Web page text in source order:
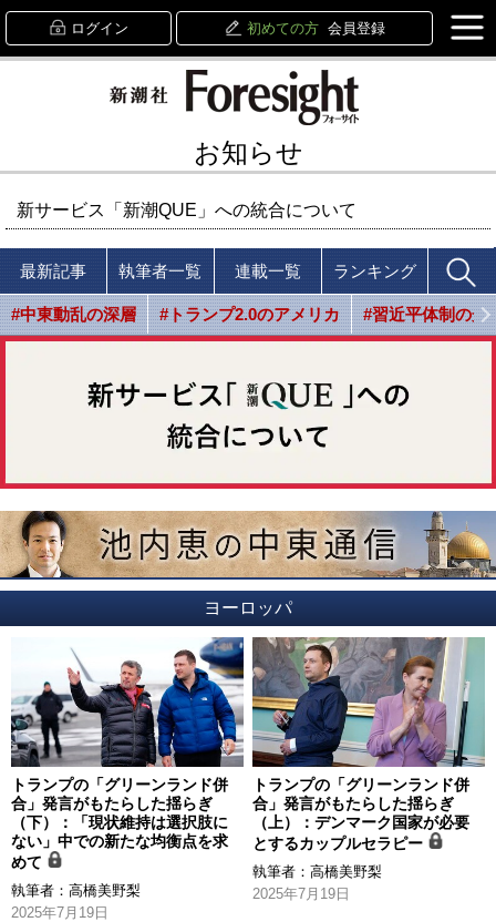
ログイン 初めての方 会員登録
お知らせ
新サービス「新潮QUE」への統合について
最新記事 執筆者一覧 連載一覧 ランキング
#中東動乱の深層 #トランプ2.0のアメリカ #習近平体制の光
ヨーロッパ
トランプの「グリーンランド併
合」発言がもたらした揺らぎ
（下）：「現状維持は選択肢に
ない」中での新たな均衡点を求
めて
執筆者： 高橋美野梨
2025年7月19日
トランプの「グリーンランド併
合」発言がもたらした揺らぎ
（上）：デンマーク国家が必要
とするカップルセラピー
執筆者：高橋美野梨
2025年7月19日